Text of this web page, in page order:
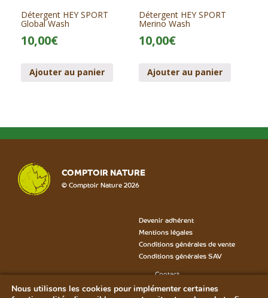
Détergent HEY SPORT
Global Wash
10,00€
Ajouter au panier
Détergent HEY SPORT
Merino Wash
10,00€
Ajouter au panier
COMPTOIR NATURE
© Comptoir Nature 2026
Devenir adhérent
Mentions légales
Conditions générales de vente
Conditions générales SAV
Contact
Formulaire SAV
Nous utilisons les cookies pour implémenter certaines